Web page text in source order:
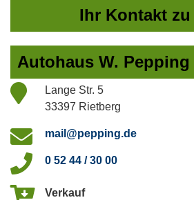
Ihr Kontakt
Autohaus W. Pepping
Lange Str. 5
33397 Rietberg
mail@pepping.de
0 52 44 / 30 00
Verkauf